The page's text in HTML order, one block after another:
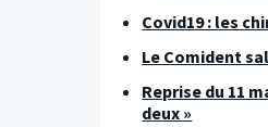
Covid19 : les
Le Comident
Reprise du 11
deux »